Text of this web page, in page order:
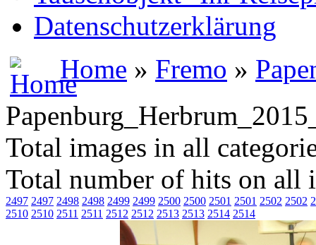
Datenschutzerklärung
Home » Fremo »
Total images in all
Total number of hits on all
2497 2497 2498 2498 2499 2499 2500 2500 2501 2501 2502 2502
2510 2510 2511 2511 2512 2512 2513 2513 2514 2514